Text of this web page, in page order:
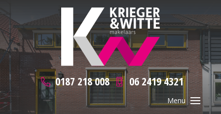
0187 218 008 06 2419 4321